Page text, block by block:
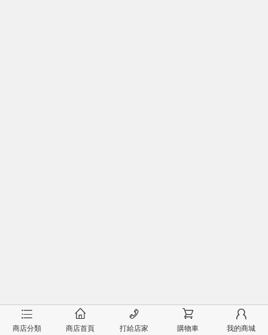
󰂦
商店分類
󰂠
商店首頁
󰄫
打給店家
󰂟
購物車
󰂢
我的商城